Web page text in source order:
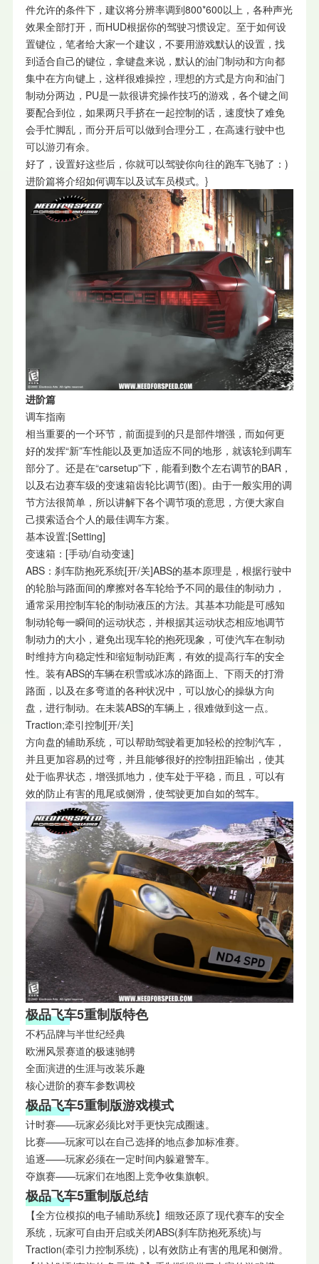
件允许的条件下，建议将分辨率调到800*600以上，各种声光
效果全部打开，而HUD根据你的驾驶习惯设定。至于如何设
置键位，笔者给大家一个建议，不要用游戏默认的设置，找
到适合自己的键位，拿键盘来说，默认的油门制动和方向都
集中在方向键上，这样很难操控，理想的方式是方向和油门
制动分两边，PU是一款很讲究操作技巧的游戏，各个键之间
要配合到位，如果两只手挤在一起控制的话，速度快了难免
会手忙脚乱，而分开后可以做到合理分工，在高速行驶中也
可以游刃有余。
好了，设置好这些后，你就可以驾驶你向往的跑车飞驰了：)
进阶篇将介绍如何调车以及试车员模式。}
进阶篇
调车指南
相当重要的一个环节，前面提到的只是部件增强，而如何更
好的发挥“新”车性能以及更加适应不同的地形，就该轮到调车
部分了。还是在“carsetup”下，能看到数个左右调节的BAR，
以及右边赛车级的变速箱齿轮比调节(图)。由于一般实用的调
节方法很简单，所以讲解下各个调节项的意思，方便大家自
己摸索适合个人的最佳调车方案。
基本设置:[Setting]
变速箱：[手动/自动变速]
ABS：刹车防抱死系统[开/关]ABS的基本原理是，根据行驶中
的轮胎与路面间的摩擦对各车轮给予不同的最佳的制动力，
通常采用控制车轮的制动液压的方法。其基本功能是可感知
制动轮每一瞬间的运动状态，并根据其运动状态相应地调节
制动力的大小，避免出现车轮的抱死现象，可使汽车在制动
时维持方向稳定性和缩短制动距离，有效的提高行车的安全
性。装有ABS的车辆在积雪或冰冻的路面上、下雨天的打滑
路面，以及在多弯道的各种状况中，可以放心的操纵方向
盘，进行制动。在未装ABS的车辆上，很难做到这一点。
Traction;牵引控制[开/关]
方向盘的辅助系统，可以帮助驾驶着更加轻松的控制汽车，
并且更加容易的过弯，并且能够很好的控制扭距输出，使其
处于临界状态，增强抓地力，使车处于平稳，而且，可以有
效的防止有害的甩尾或侧滑，使驾驶更加自如的驾车。
极品飞车5重制版特色
不朽品牌与半世纪经典
欧洲风景赛道的极速驰骋
全面演进的生涯与改装乐趣
核心进阶的赛车参数调校
极品飞车5重制版游戏模式
计时赛——玩家必须比对手更快完成圈速。
比赛——玩家可以在自己选择的地点参加标准赛。
追逐——玩家必须在一定时间内躲避警车。
夺旗赛——玩家们在地图上竞争收集旗帜。
极品飞车5重制版总结
【全方位模拟的电子辅助系统】细致还原了现代赛车的安全
系统，玩家可自由开启或关闭ABS(刹车防抱死系统)与
Traction(牵引力控制系统)，以有效防止有害的甩尾和侧滑。